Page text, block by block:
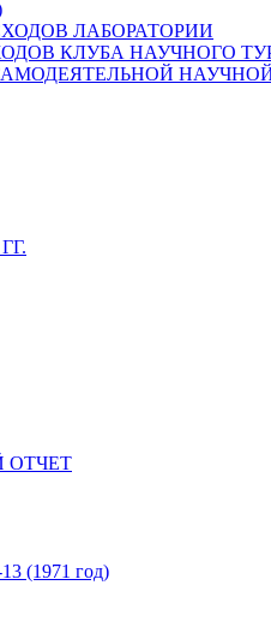
ЛАБОРАТОРИИ
КЛУБА НАУЧНОГО
ОТЧЕТ
(1971 год)